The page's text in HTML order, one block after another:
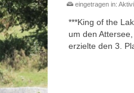
eingetragen in:
***King of the
um den
erzielte den 3.